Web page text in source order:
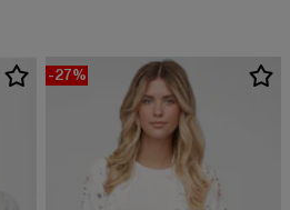
-27%